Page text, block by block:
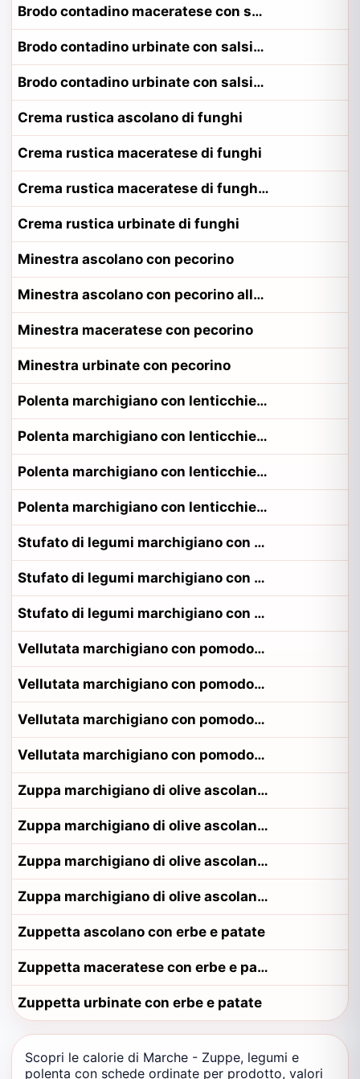
Brodo contadino maceratese con salsiccia
Brodo contadino urbinate con salsiccia
Brodo contadino urbinate con salsiccia alla contadina urbinate
Crema rustica ascolano di funghi
Crema rustica maceratese di funghi
Crema rustica maceratese di funghi alla contadina maceratese
Crema rustica urbinate di funghi
Minestra ascolano con pecorino
Minestra ascolano con pecorino alla contadina ascolano
Minestra maceratese con pecorino
Minestra urbinate con pecorino
Polenta marchigiano con lenticchie e erbe
Polenta marchigiano con lenticchie e erbe alla contadina anconetano
Polenta marchigiano con lenticchie e erbe alla contadina fermano
Polenta marchigiano con lenticchie e erbe alla contadina pesarese
Stufato di legumi marchigiano con caciotta
Stufato di legumi marchigiano con caciotta alla contadina fermano
Stufato di legumi marchigiano con caciotta alla contadina pesarese
Vellutata marchigiano con pomodoro e pane
Vellutata marchigiano con pomodoro e pane alla contadina anconetano
Vellutata marchigiano con pomodoro e pane alla contadina fermano
Vellutata marchigiano con pomodoro e pane alla contadina pesarese
Zuppa marchigiano di olive ascolane e pecorino
Zuppa marchigiano di olive ascolane e pecorino alla contadina anconetano
Zuppa marchigiano di olive ascolane e pecorino alla contadina fermano
Zuppa marchigiano di olive ascolane e pecorino alla contadina pesarese
Zuppetta ascolano con erbe e patate
Zuppetta maceratese con erbe e patate
Zuppetta urbinate con erbe e patate
Scopri le calorie di Marche - Zuppe, legumi e
polenta con schede ordinate per prodotto, valori